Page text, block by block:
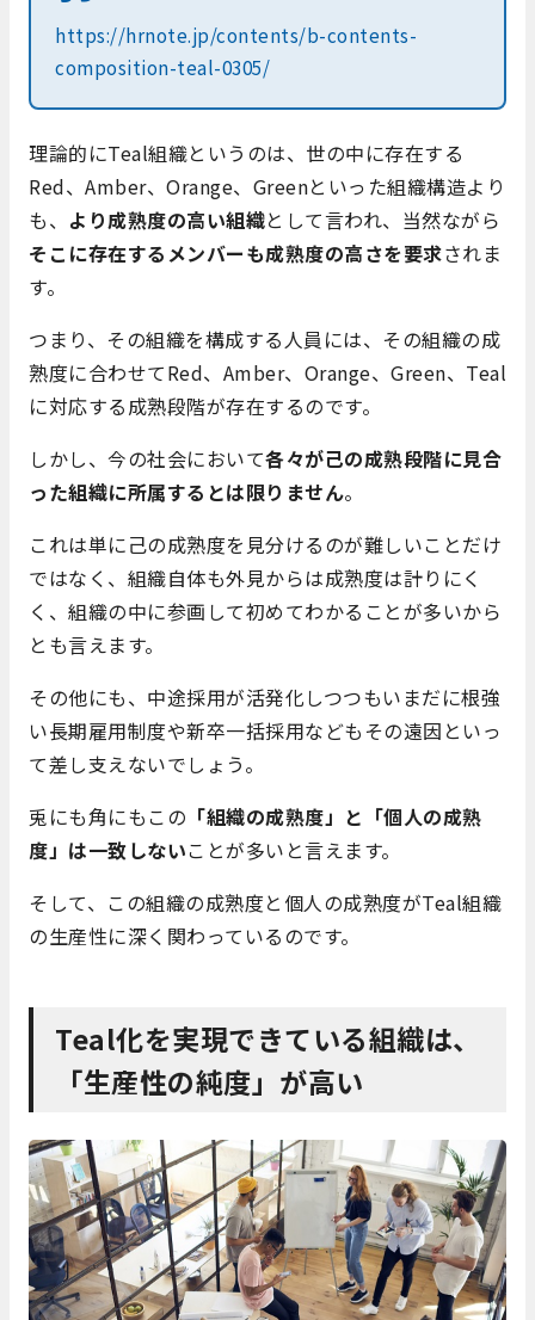
https://hrnote.jp/contents/b-contents-
composition-teal-0305/
理論的にTeal組織というのは、世の中に存在する
Red、Amber、Orange、Greenといった組織構造より
も、 より成熟度の高い組織として言われ、当然ながら
そこに存在するメンバーも成熟度の高さを要求されま
す。
つまり、その組織を構成する人員には、その組織の成
熟度に合わせてRed、Amber、Orange、Green、Teal
に対応する成熟段階が存在するのです。
しかし、今の社会において各々が己の成熟段階に見合
った組織に所属するとは限りません。
これは単に己の成熟度を見分けるのが難しいことだけ
ではなく、組織自体も外見からは成熟度は計りにく
く、組織の中に参画して初めてわかることが多いから
とも言えます。
その他にも、中途採用が活発化しつつもいまだに根強
い長期雇用制度や新卒一括採用などもその遠因といっ
て差し支えないでしょう。
兎にも角にもこの 「組織の成熟度」と「個人の成熟
度」は一致しないことが多いと言えます。
そして、この組織の成熟度と個人の成熟度がTeal組織
の生産性に深く関わっているのです。
Teal化を実現できている組織は、
「生産性の純度」が高い